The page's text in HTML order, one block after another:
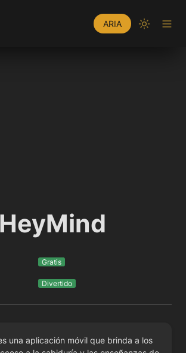
ARIA
HeyMind
Gratis
Divertido
una aplicación móvil que brinda a los